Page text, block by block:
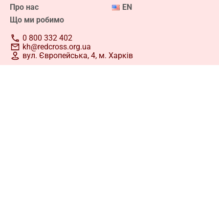
Про нас
Що ми робимо
EN
0 800 332 402
kh@redcross.org.ua
вул. Європейська, 4, м. Харків